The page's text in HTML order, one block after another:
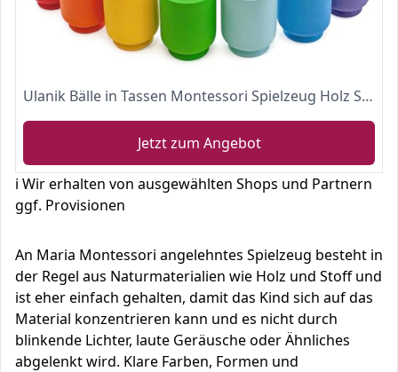
Ulanik Bälle in Tassen Montessori Spielzeug Holz Sorter Spiel 12 Bälle 30mm Alter 1+ Farbe Sortierung und Zählen Vorschule Lernen Bildung
Jetzt zum Angebot
ℹ️ Wir erhalten von ausgewählten Shops und Partnern
ggf. Provisionen
An Maria Montessori angelehntes Spielzeug besteht in
der Regel aus Naturmaterialien wie Holz und Stoff und
ist eher einfach gehalten, damit das Kind sich auf das
Material konzentrieren kann und es nicht durch
blinkende Lichter, laute Geräusche oder Ähnliches
abgelenkt wird. Klare Farben, Formen und